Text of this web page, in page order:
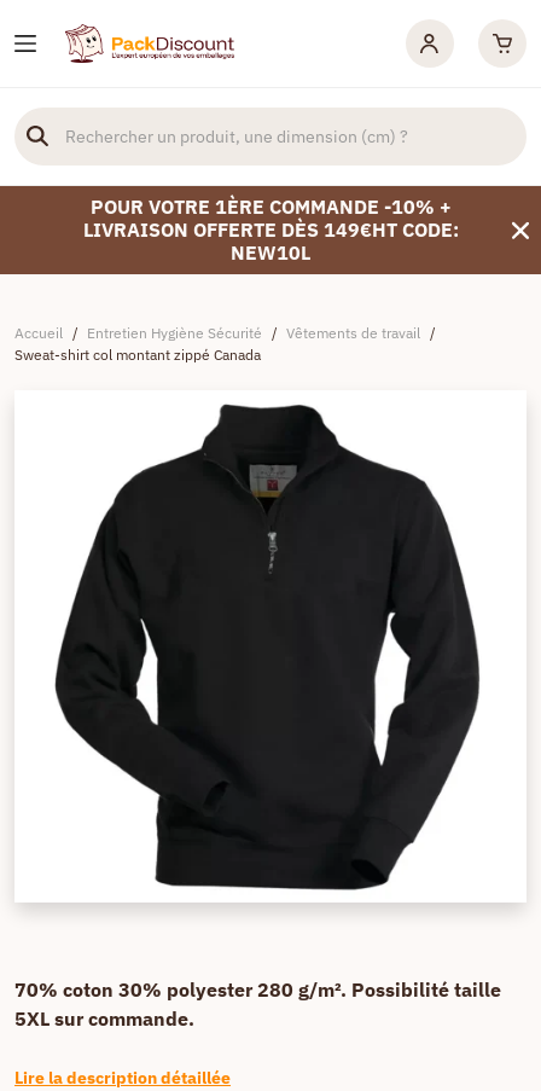
POUR VOTRE 1ÈRE COMMANDE -10% +
LIVRAISON OFFERTE DÈS 149€HT CODE:
NEW10L
Accueil / Entretien Hygiène Sécurité / Vêtements de travail /
Sweat-shirt col montant zippé Canada
70% coton 30% polyester 280 g/m². Possibilité taille
5XL sur commande.
Lire la description détaillée